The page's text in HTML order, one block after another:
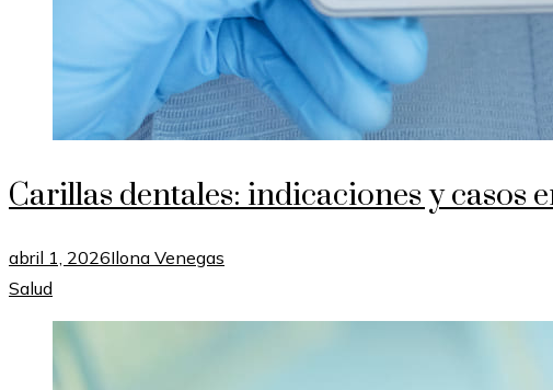
Carillas dentales: indicaciones y casos
abril 1, 2026Ilona Venegas
Salud